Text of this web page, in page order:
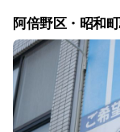
阿倍野区・昭和